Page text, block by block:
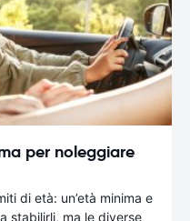
per noleggiare
di età: un’età minima e
stabilirli, ma le diverse